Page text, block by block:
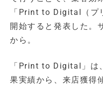
「Print to Digital（プ
開始すると発表した。
から。
「Print to Digital」は
果実績から、来店獲得